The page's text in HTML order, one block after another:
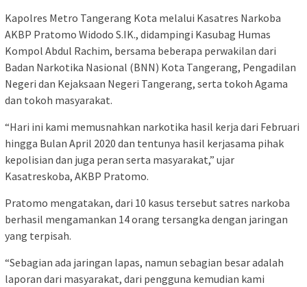
Kapolres Metro Tangerang Kota melalui Kasatres Narkoba
AKBP Pratomo Widodo S.IK., didampingi Kasubag Humas
Kompol Abdul Rachim, bersama beberapa perwakilan dari
Badan Narkotika Nasional (BNN) Kota Tangerang, Pengadilan
Negeri dan Kejaksaan Negeri Tangerang, serta tokoh Agama
dan tokoh masyarakat.
“Hari ini kami memusnahkan narkotika hasil kerja dari Februari
hingga Bulan April 2020 dan tentunya hasil kerjasama pihak
kepolisian dan juga peran serta masyarakat,” ujar
Kasatreskoba, AKBP Pratomo.
Pratomo mengatakan, dari 10 kasus tersebut satres narkoba
berhasil mengamankan 14 orang tersangka dengan jaringan
yang terpisah.
“Sebagian ada jaringan lapas, namun sebagian besar adalah
laporan dari masyarakat, dari pengguna kemudian kami